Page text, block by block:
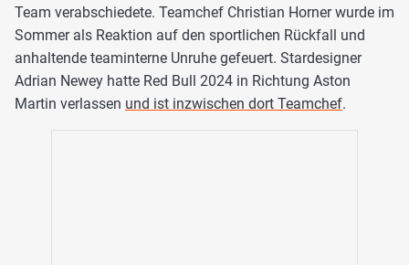
Team verabschiedete. Teamchef Christian Horner wurde im
Sommer als Reaktion auf den sportlichen Rückfall und
anhaltende teaminterne Unruhe gefeuert. Stardesigner
Adrian Newey hatte Red Bull 2024 in Richtung Aston
Martin verlassen und ist inzwischen dort Teamchef.